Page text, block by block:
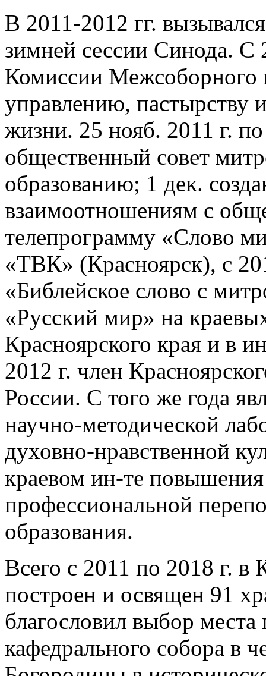
В 2011-2012 гг.
зимней сессии Синода. С
Комиссии Межсоборного
управлению, пастырству
жизни. 25 нояб. 2011 г.
общественный совет
образованию; 1 дек.
взаимоотношениям с
телепрограмму «Слово
«ТВК» (Красноярск), с
«Библейское слово с
«Русский мир» на
Красноярского края и в
2012 г. член
России. С того же года
научно-методической
духовно-нравственной
краевом ин-те
профессиональной
образования.
Всего с 2011 по 2018 г. в
построен и освящен 91
благословил выбор места
кафедрального собора в